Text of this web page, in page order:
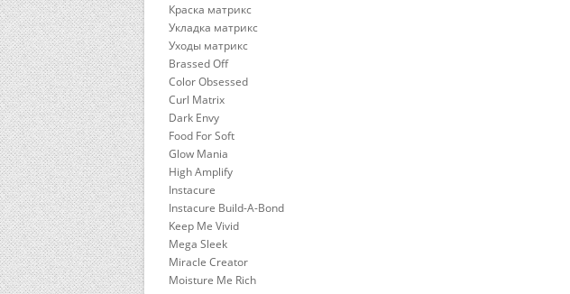
Краска матрикс
Укладка матрикс
Уходы матрикс
Brassed Off
Color Obsessed
Curl Matrix
Dark Envy
Food For Soft
Glow Mania
High Amplify
Instacure
Instacure Build-A-Bond
Keep Me Vivid
Mega Sleek
Miracle Creator
Moisture Me Rich